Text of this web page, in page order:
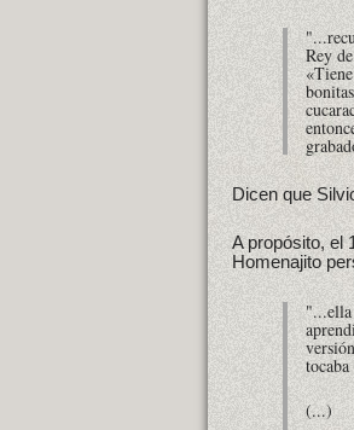
Rey
Dicen que
A propósito, el
Homenajito
(...)